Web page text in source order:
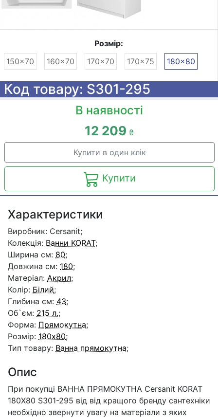
Розмір:
150x70
160x70 170x70 170x75 180x80
Код товару: S301-295
В наявності
12 209 ₴
Купити в один клік
Купити
Характеристики
Виробник: Cersanit;
Колекція: Ванни KORAT;
Ширина см: 80;
Довжина см: 180;
Матеріал: Акрил;
Колір: Білий;
Глибина см: 43;
Об`єм: 215 л.;
Форма: Прямокутна;
Розмір: 180x80;
Тип товару: Ванна прямокутна;
Опис
При покупці ВАННА ПРЯМОКУТНА Cersanit KORAT
180X80 S301-295 від від кращого бренду сантехніки
необхідно звернути увагу на матеріали з яких